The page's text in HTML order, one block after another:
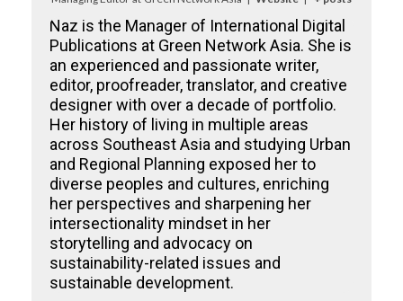
Naz is the Manager of International Digital
Publications at Green Network Asia. She is
an experienced and passionate writer,
editor, proofreader, translator, and creative
designer with over a decade of portfolio.
Her history of living in multiple areas
across Southeast Asia and studying Urban
and Regional Planning exposed her to
diverse peoples and cultures, enriching
her perspectives and sharpening her
intersectionality mindset in her
storytelling and advocacy on
sustainability-related issues and
sustainable development.